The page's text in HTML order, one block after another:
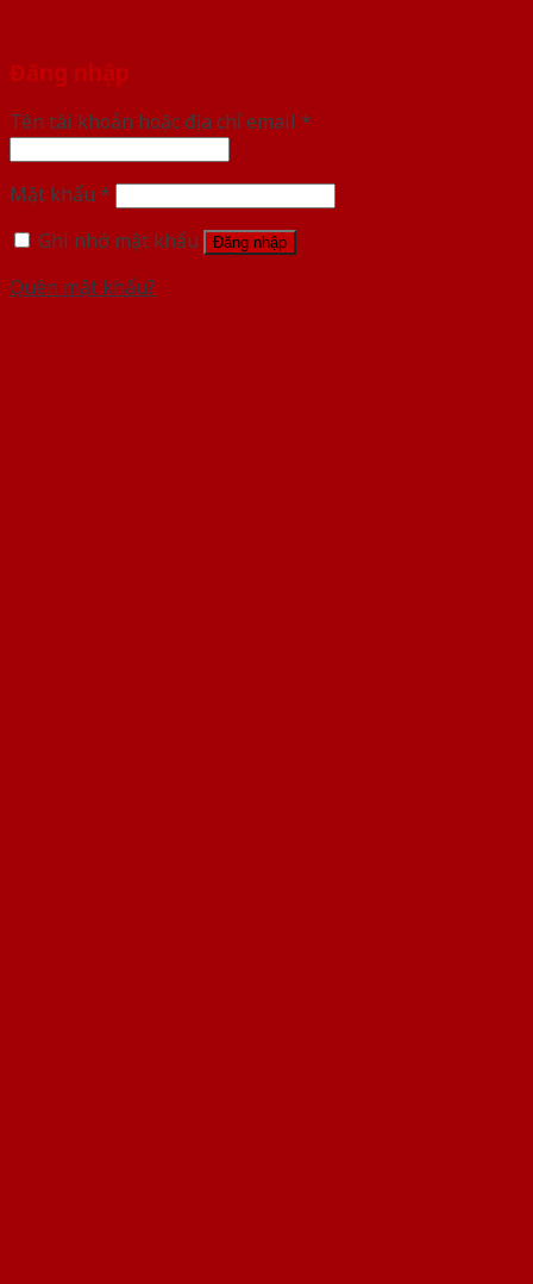
Đăng nhập
Tên tài khoản hoặc địa chỉ email *
Mật khẩu *
Ghi nhớ mật khẩu
Đăng nhập
Quên mật khẩu?